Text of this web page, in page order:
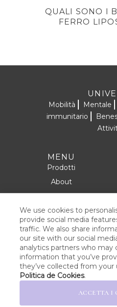
We use cookies to
provide social media
traffic. We also share
our site with our social
analytics partners who
information that you’ve
they’ve collected from your
Politica de Cookies.
ACCETTA I
QUALI SONO I
FERRO
Mobilità Mentale
immunitario
MENU
Prodotti
About
Formule
Contatto
AVVISO
POLITICA
POLITICA